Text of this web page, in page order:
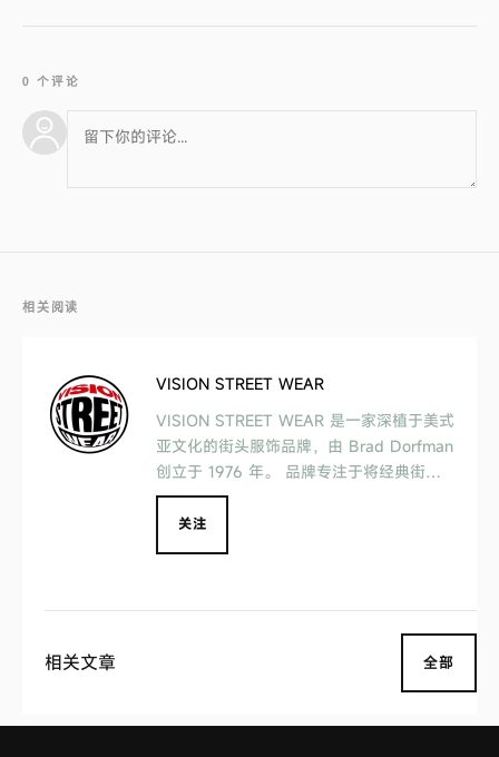
0 个评论
相关阅读
VISION STREET WEAR
VISION STREET WEAR 是一家深植于美式
亚文化的街头服饰品牌，由 Brad Dorfman
创立于 1976 年。 品牌专注于将经典街头
设计与复古元素融合，希望用新世代的街头
视角重新演绎历史经典。
关注
相关文章 全部